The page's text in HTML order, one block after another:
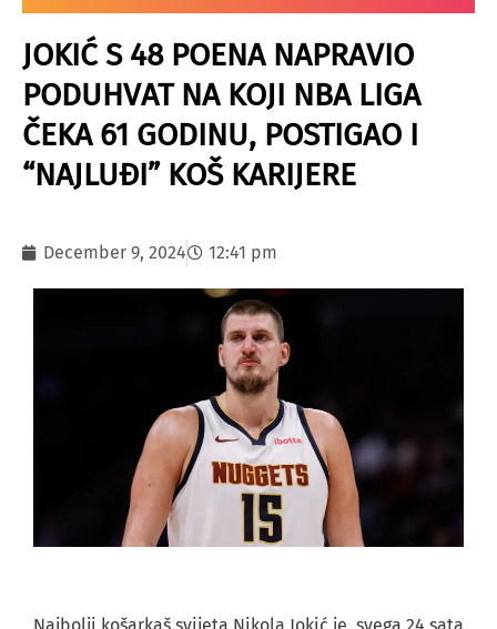
JOKIĆ S 48 POENA NAPRAVIO
PODUHVAT NA KOJI NBA LIGA
ČEKA 61 GODINU, POSTIGAO I
“NAJLUĐI” KOŠ KARIJERE
December 9, 2024 12:41 pm